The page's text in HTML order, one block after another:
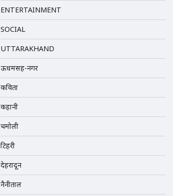
ENTERTAINMENT
SOCIAL
UTTARAKHAND
ऊधमसिंह-नगर
कविता
कहानी
चमोली
टिहरी
देहरादून
नैनीताल